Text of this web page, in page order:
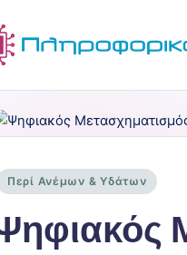
Περί Ανέμων & Υδάτων